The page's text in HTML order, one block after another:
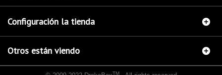
Configuración la tienda
Otros están viendo
TM